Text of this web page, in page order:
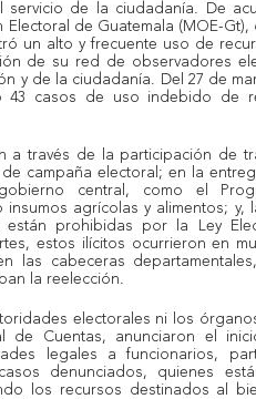
servicio de la ciudadanía. De
Electoral de Guatemala (MOE-
un alto y frecuente uso de
de su red de observadores
y de la ciudadanía. Del 27 de
43 casos de uso indebido de
a través de la participación de
de campaña electoral; en la
central, como el
insumos agrícolas y alimentos;
están prohibidas por la Ley
estos ilícitos ocurrieron en
las cabeceras
la reelección.
electorales ni los
de Cuentas, anunciaron el
legales a funcionarios,
denunciados, quienes
los recursos destinados al